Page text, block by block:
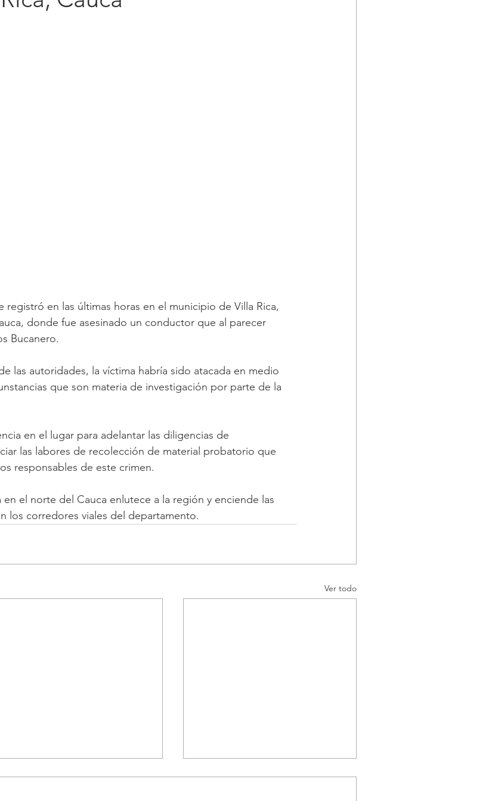
registró en las últimas horas en el municipio de Villa Rica,
donde fue asesinado un conductor que al parecer
Bucanero.
las autoridades, la víctima habría sido atacada en medio
que son materia de investigación por parte de la
en el lugar para adelantar las diligencias de
las labores de recolección de material probatorio que
responsables de este crimen.
el norte del Cauca enlutece a la región y enciende las
los corredores viales del departamento.
Ver todo